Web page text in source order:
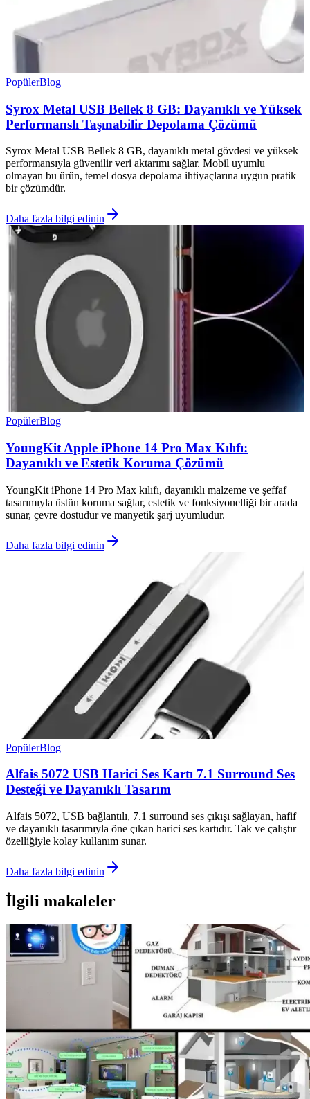
PopülerBlog
Syrox Metal USB Bellek 8 GB: Dayanıklı ve Yüksek
Performanslı Taşınabilir Depolama Çözümü
Syrox Metal USB Bellek 8 GB, dayanıklı metal gövdesi ve yüksek
performansıyla güvenilir veri aktarımı sağlar. Mobil uyumlu
olmayan bu ürün, temel dosya depolama ihtiyaçlarına uygun pratik
bir çözümdür.
Daha fazla bilgi edinin
PopülerBlog
YoungKit Apple iPhone 14 Pro Max Kılıfı:
Dayanıklı ve Estetik Koruma Çözümü
YoungKit iPhone 14 Pro Max kılıfı, dayanıklı malzeme ve şeffaf
tasarımıyla üstün koruma sağlar, estetik ve fonksiyonelliği bir arada
sunar, çevre dostudur ve manyetik şarj uyumludur.
Daha fazla bilgi edinin
PopülerBlog
Alfais 5072 USB Harici Ses Kartı 7.1 Surround Ses
Desteği ve Dayanıklı Tasarım
Alfais 5072, USB bağlantılı, 7.1 surround ses çıkışı sağlayan, hafif
ve dayanıklı tasarımıyla öne çıkan harici ses kartıdır. Tak ve çalıştır
özelliğiyle kolay kullanım sunar.
Daha fazla bilgi edinin
İlgili makaleler